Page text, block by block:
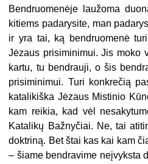
Bendruomenėje laužoma
kitiems padarysite, man
ir yra tai, ką bendruomenė
Jėzaus prisiminimui. Jis moko
kartu, tu bendrauji, o šis
prisiminimui. Turi konkrečią
katalikiška Jėzaus Mistinio
kam reikia, kad vėl
Katalikų Bažnyčiai. Ne, tai
doktriną. Bet štai kas kai kam
– šiame bendravime neįvyksta